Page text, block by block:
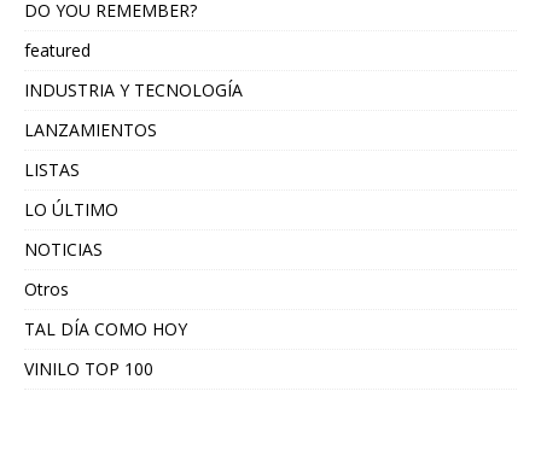
DO YOU REMEMBER?
featured
INDUSTRIA Y TECNOLOGÍA
LANZAMIENTOS
LISTAS
LO ÚLTIMO
NOTICIAS
Otros
TAL DÍA COMO HOY
VINILO TOP 100